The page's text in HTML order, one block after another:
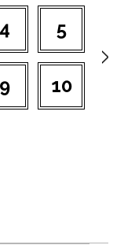
4 5
9 10